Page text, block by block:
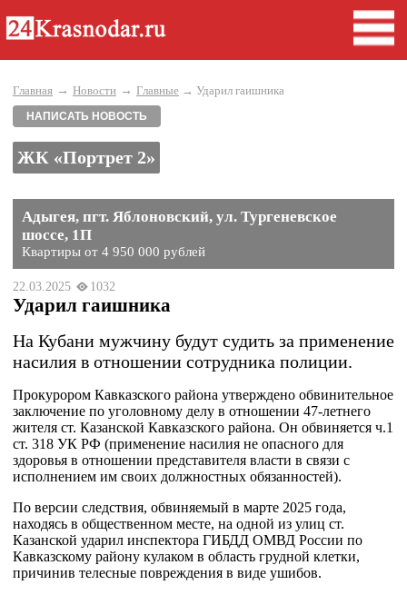
Главная → Новости → Главные → Ударил гаишника
НАПИСАТЬ НОВОСТЬ
ЖК «Портрет 2»
Адыгея, пгт. Яблоновский, ул. Тургеневское
шоссе, 1П
Квартиры от 4 950 000 рублей
22.03.2025 1032
Ударил гаишника
На Кубани мужчину будут судить за применение
насилия в отношении сотрудника полиции.
Прокурором Кавказского района утверждено обвинительное
заключение по уголовному делу в отношении 47-летнего
жителя ст. Казанской Кавказского района. Он обвиняется ч.1
ст. 318 УК РФ (применение насилия не опасного для
здоровья в отношении представителя власти в связи с
исполнением им своих должностных обязанностей).
По версии следствия, обвиняемый в марте 2025 года,
находясь в общественном месте, на одной из улиц ст.
Казанской ударил инспектора ГИБДД ОМВД России по
Кавказскому району кулаком в область грудной клетки,
причинив телесные повреждения в виде ушибов.